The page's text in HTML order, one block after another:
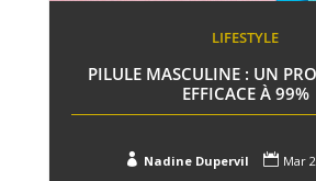
LIFESTYLE
PILULE MASCULINE : UN
EFFICACE À 99%
 Nadine Dupervil  Mar